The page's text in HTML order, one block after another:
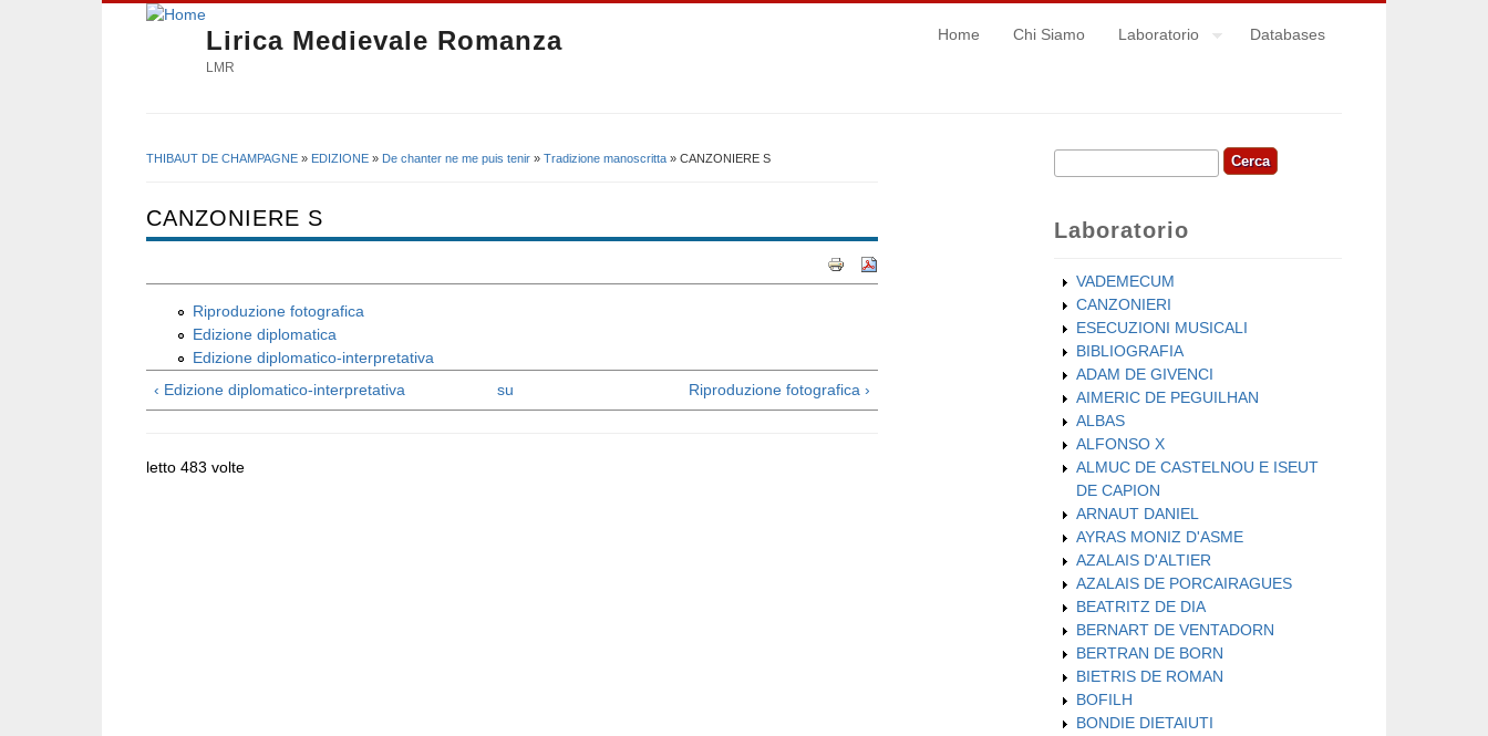
Lirica Medievale Romanza
LMR
Home Chi Siamo Laboratorio Databases
THIBAUT DE CHAMPAGNE » EDIZIONE » De chanter ne me puis tenir » Tradizione manoscritta » CANZONIERE S
CANZONIERE S
Riproduzione fotografica
Edizione diplomatica
Edizione diplomatico-interpretativa
‹ Edizione diplomatico-interpretativa
su Riproduzione fotografica ›
letto 483 volte
Form di ricerca
Cerca
Laboratorio
VADEMECUM
CANZONIERI
ESECUZIONI MUSICALI
BIBLIOGRAFIA
ADAM DE GIVENCI
AIMERIC DE PEGUILHAN
ALBAS
ALFONSO X
ALMUC DE CASTELNOU E ISEUT
DE CAPION
ARNAUT DANIEL
AYRAS MONIZ D'ASME
AZALAIS D'ALTIER
AZALAIS DE PORCAIRAGUES
BEATRITZ DE DIA
BERNART DE VENTADORN
BERTRAN DE BORN
BIETRIS DE ROMAN
BOFILH
BONDIE DIETAIUTI